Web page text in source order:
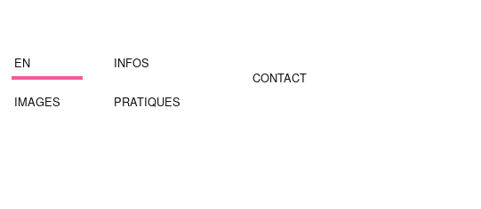
EN
IMAGES
INFOS
PRATIQUES
CONTACT